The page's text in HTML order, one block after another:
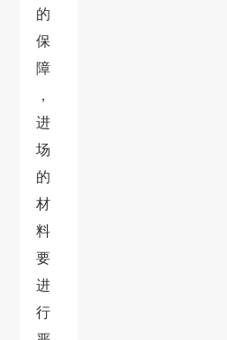
的
保
障
，
进
场
的
材
料
要
进
行